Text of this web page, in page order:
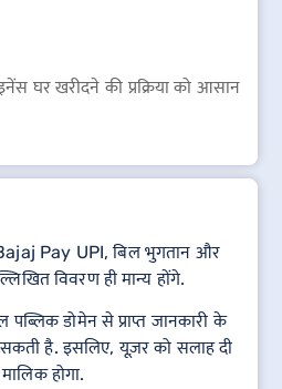
घर खरीदने की प्रक्रिया को आसान
Bajaj Pay UPI, बिल भुगतान और
विवरण ही मान्य होंगे.
डोमेन से प्राप्त जानकारी के
सकती है. इसलिए, यूज़र को सलाह दी
होगा.